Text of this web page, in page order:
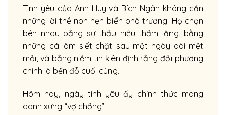
Tình yêu của Anh Huy và Bích Ngân không cần
những lời thề non hẹn biển phô trương. Họ chọn
bên nhau bằng sự thấu hiểu thầm lặng, bằng
những cái ôm siết chặt sau một ngày dài mệt
mỏi, và bằng niềm tin kiên định rằng đối phương
chính là bến đỗ cuối cùng.
Hôm nay, ngày tình yêu ấy chính thức mang
danh xưng “vợ chồng”.